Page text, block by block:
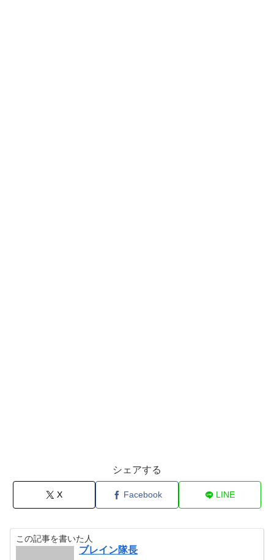
シェアする
X Facebook LINE
この記事を書いた人
ブレイン隊長